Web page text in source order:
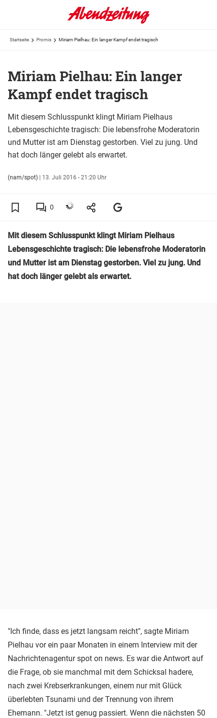
Startseite Promis Miriam Pielhau: Ein langer Kampf endet tragisch
Miriam Pielhau: Ein langer
Kampf endet tragisch
Mit diesem Schlusspunkt klingt Miriam Pielhaus
Lebensgeschichte tragisch: Die lebensfrohe Moderatorin
und Mutter ist am Dienstag gestorben. Viel zu jung. Und
hat doch länger gelebt als erwartet.
(nam/spot) | 13. Juli 2016 - 21:20 Uhr
0
Mit diesem Schlusspunkt klingt Miriam Pielhaus
Lebensgeschichte tragisch: Die lebensfrohe Moderatorin
und Mutter ist am Dienstag gestorben. Viel zu jung. Und
hat doch länger gelebt als erwartet.
"Ich finde, dass es jetzt langsam reicht", sagte Miriam
Pielhau vor ein paar Monaten in einem Interview mit der
Nachrichtenagentur spot on news. Es war die Antwort auf
die Frage, ob sie manchmal mit dem Schicksal hadere,
nach zwei Krebserkrankungen, einem nur mit Glück
überlebten Tsunami und der Trennung von ihrem
Ehemann. "Jetzt ist genug passiert. Wenn die nächsten 50